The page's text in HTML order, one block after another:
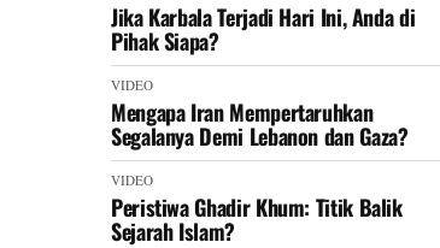
Jika Karbala Terjadi Hari Ini, Anda di
Pihak Siapa?
VIDEO
Mengapa Iran Mempertaruhkan
Segalanya Demi Lebanon dan Gaza?
VIDEO
Peristiwa Ghadir Khum: Titik Balik
Sejarah Islam?